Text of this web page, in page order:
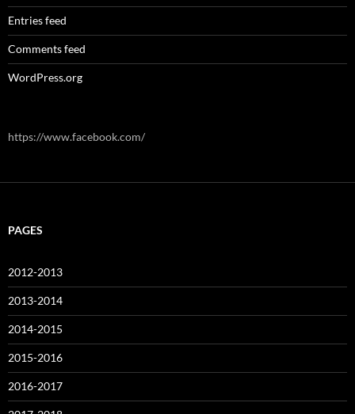
Entries feed
Comments feed
WordPress.org
https://www.facebook.com/
PAGES
2012-2013
2013-2014
2014-2015
2015-2016
2016-2017